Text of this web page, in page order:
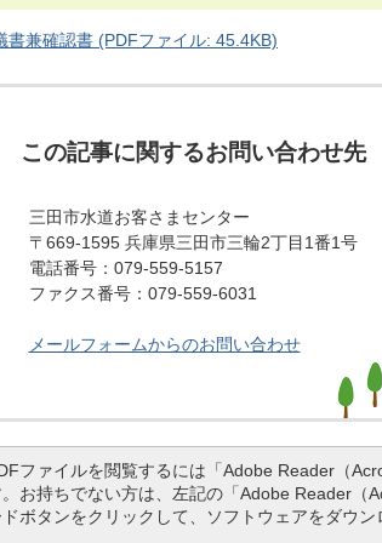
書兼確認書 (PDFファイル: 45.4KB)
この記事に関するお問い合わせ先
三田市水道お客さまセンター
〒669-1595 兵庫県三田市三輪2丁目1番1号
電話番号：079-559-5157
ファクス番号：079-559-6031
メールフォームからのお問い合わせ
ファイルを閲覧するには「Adobe Reader（
お持ちでない方は、左記の「Adobe Reader（
ドボタンをクリックして、ソフトウェアをダウ